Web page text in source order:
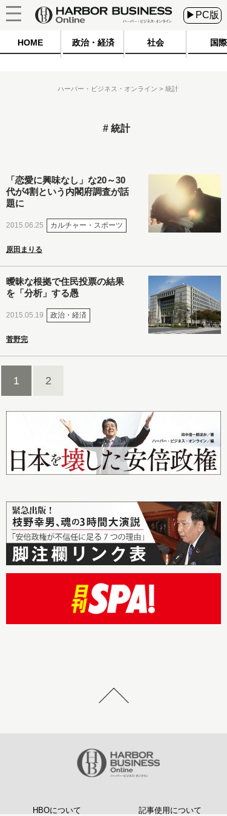
▶PC版
HOME 政治・経済 社会 国際
ハーバー・ビジネス・オンライン 統計
統計
「恋愛に興味なし」な20～30
代が4割という内閣府調査が話
題に
2015.06.25 カルチャー・スポーツ
原田まりる
曖昧な根拠で住民投票の結果
を「分析」する愚
2015.05.19 政治・経済
菅野完
1 2
HBOについて 記事使用について